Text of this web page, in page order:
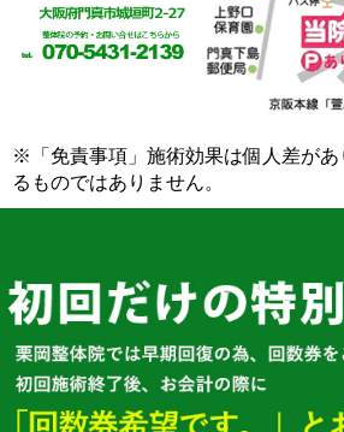
※「免責事項」施術効果は個人差があ
るものではありません。